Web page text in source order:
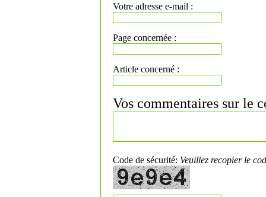
Votre adresse e-mail :
Page concernée :
Article concerné :
Vos commentaires sur le
Code de sécurité: Veuillez recopier le